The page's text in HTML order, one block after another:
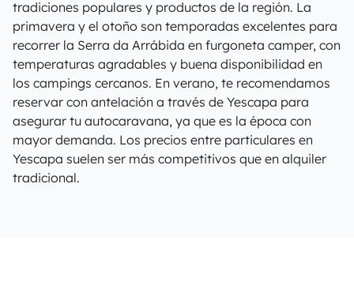
tradiciones populares y productos de la región. La
primavera y el otoño son temporadas excelentes para
recorrer la Serra da Arrábida en furgoneta camper, con
temperaturas agradables y buena disponibilidad en
los campings cercanos. En verano, te recomendamos
reservar con antelación a través de Yescapa para
asegurar tu autocaravana, ya que es la época con
mayor demanda. Los precios entre particulares en
Yescapa suelen ser más competitivos que en alquiler
tradicional.